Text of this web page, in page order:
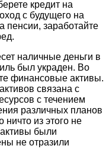
кредит на
с будущего на
пенсии, заработайте
наличные деньги в
был украден. Во
финансовые активы.
связана с
с течением
различных планов
из этого не
были
не отразили